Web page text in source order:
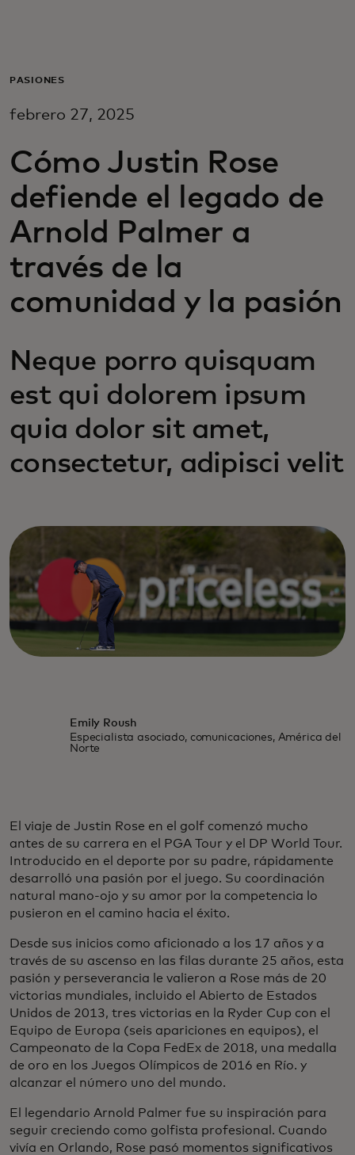
Para empresas
Para innovadores
Noticias y tendencias
PASIONES
febrero 27, 2025
Cómo Justin Rose
defiende el legado de
Arnold Palmer a
través de la
comunidad y la pasión
Neque porro quisquam
est qui dolorem ipsum
quia dolor sit amet,
consectetur, adipisci velit
Emily Roush
Especialista asociado, comunicaciones, América del
Norte
El viaje de Justin Rose en el golf comenzó mucho
antes de su carrera en el PGA Tour y el DP World Tour.
Introducido en el deporte por su padre, rápidamente
desarrolló una pasión por el juego. Su coordinación
natural mano-ojo y su amor por la competencia lo
pusieron en el camino hacia el éxito.
Desde sus inicios como aficionado a los 17 años y a
través de su ascenso en las filas durante 25 años, esta
pasión y perseverancia le valieron a Rose más de 20
victorias mundiales, incluido el Abierto de Estados
Unidos de 2013, tres victorias en la Ryder Cup con el
Equipo de Europa (seis apariciones en equipos), el
Campeonato de la Copa FedEx de 2018, una medalla
de oro en los Juegos Olímpicos de 2016 en Río. y
alcanzar el número uno del mundo.
El legendario Arnold Palmer fue su inspiración para
seguir creciendo como golfista profesional. Cuando
vivía en Orlando, Rose pasó momentos significativos